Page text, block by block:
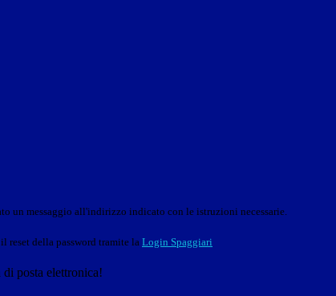
un messaggio all'indirizzo indicato con le istruzioni necessarie.
reset della password tramite la Login Spaggiari
posta elettronica!